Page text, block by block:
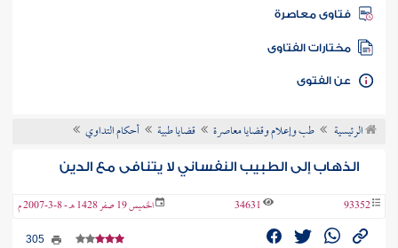
عرض موضوعي
فتاوى معاصرة
مختارات الفتاوى
الفتوى
الرئيسية طب وإعلام وقضايا معاصرة قضايا طبية أحكام التداوي
الذهاب إلى الطبيب النفساني لا يتنافى مع الدين
93352
34631 الخميس 19 صفر 1428 هـ - 8-3-2007 م